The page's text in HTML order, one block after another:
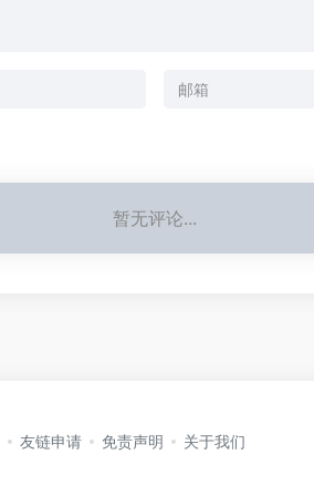
暂无评论...
友链申请 免责声明 关于我们